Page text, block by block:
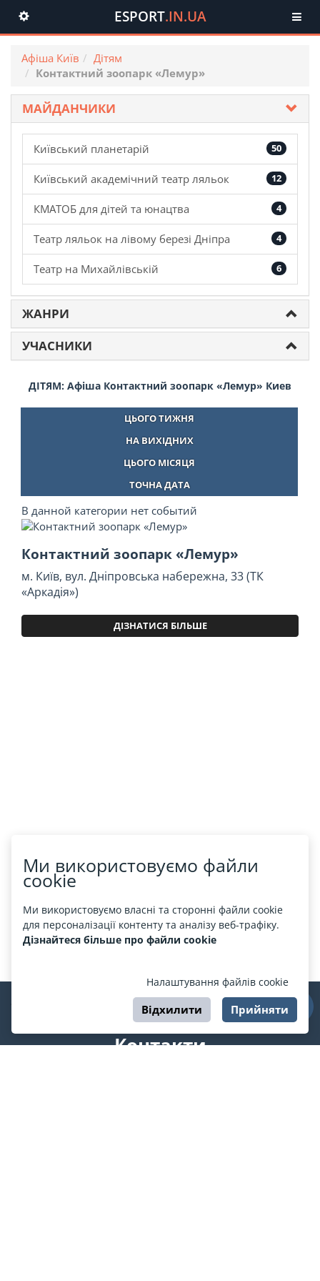
Ми використовуємо файли
cookie
Ми використовуємо власні та сторонні файли cookie
для персоналізації контенту та аналізу веб-трафіку.
Дізнайтеся більше про файли cookie
Налаштування файлів cookie
Відхилити Прийняти
Toggle
navigation
ESPORT.IN.UA
Афіша Київ
Дітям
Контактний зоопарк «Лемур»
МАЙДАНЧИКИ
50
Київський планетарій
12
Київський академічний театр ляльок
4
КМАТОБ для дітей та юнацтва
4
Театр ляльок на лівому березі Дніпра
6
Театр на Михайлівській
ЖАНРИ
УЧАСНИКИ
ДІТЯМ: Афіша Контактний зоопарк «Лемур» Киев
ЦЬОГО ТИЖНЯ
НА ВИХІДНИХ
ЦЬОГО МІСЯЦЯ
ТОЧНА ДАТА
В данной категории нет событий
Контактний зоопарк «Лемур»
м. Київ, вул. Дніпровська набережна, 33 (ТК
«Аркадія»)
ДІЗНАТИСЯ БІЛЬШЕ
Контакти